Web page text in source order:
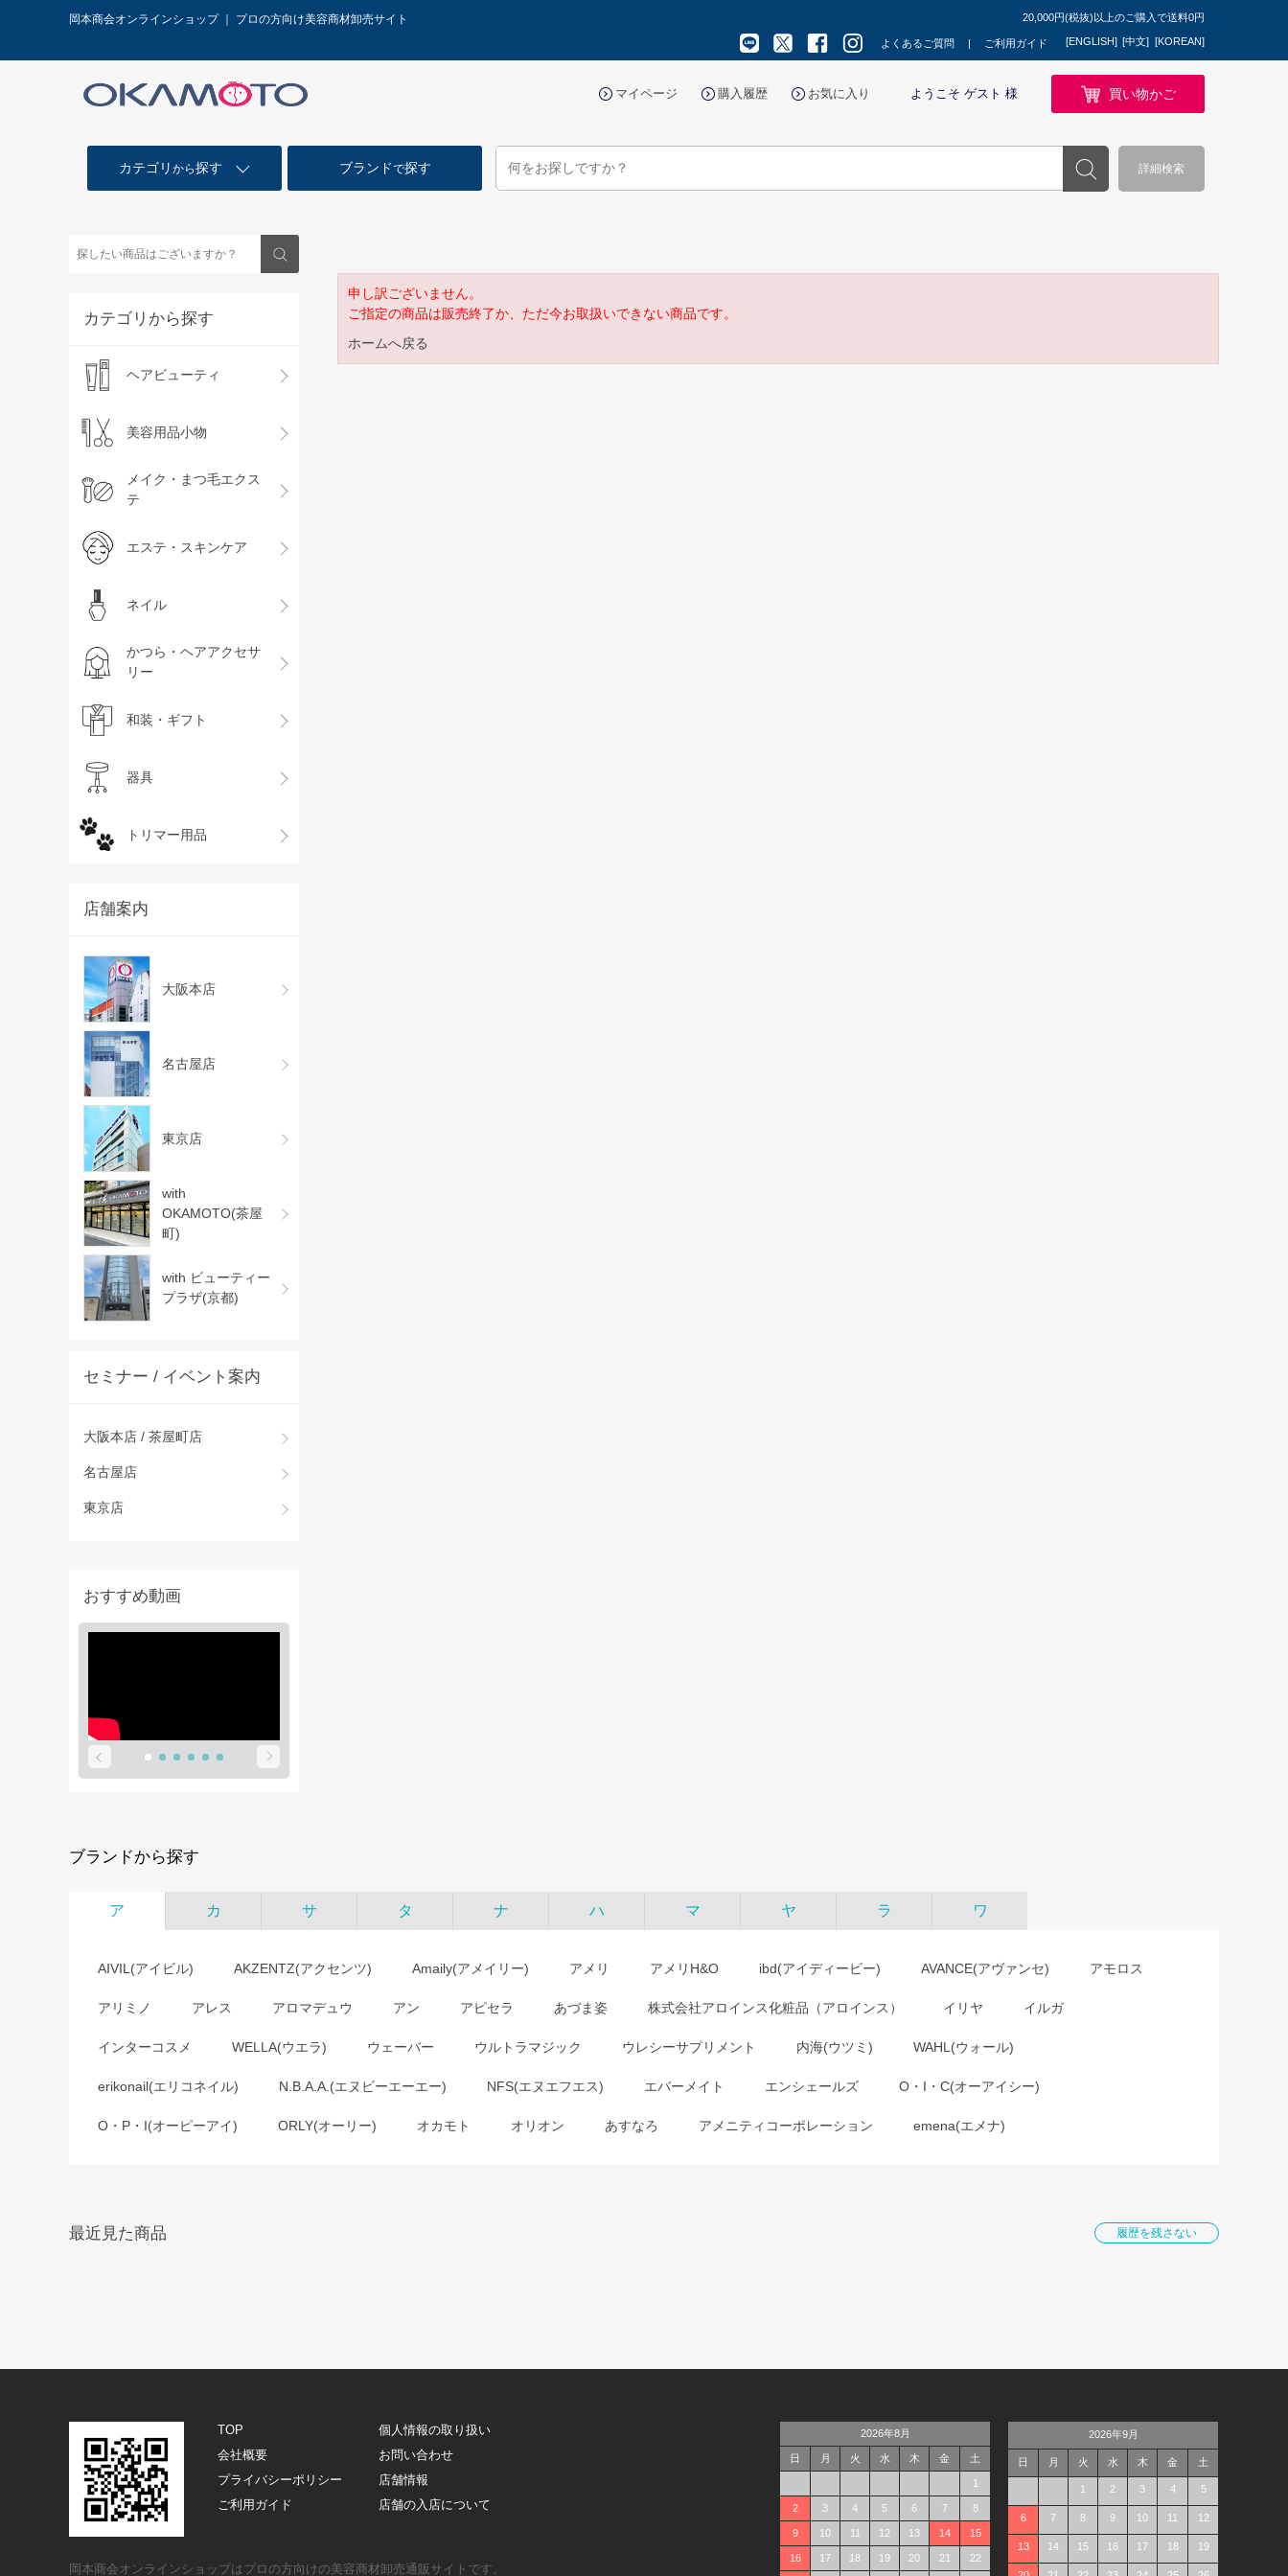
岡本商会オンラインショップ ｜ プロの方向け美容商材卸売サイト 20,000円(税抜)以上のご購入で送料0円
よくあるご質問 ご利用ガイド [ENGLISH] [中文] [KOREAN]
マイページ 購入履歴 お気に入り ようこそ ゲスト 様 買い物かご
カテゴリ から探す ブランドで探す 詳細検索
カテゴリから探す
ヘアビューティ
美容用品小物
メイク・まつ毛エクス
テ
エステ・スキンケア
ネイル
かつら・ヘアアクセサ
リー
和装・ギフト
器具
トリマー用品
店舗案内
大阪本店
名古屋店
東京店
with
OKAMOTO(茶屋
町)
with ビューティー
プラザ(京都)
セミナー / イベント案内
大阪本店 / 茶屋町店
名古屋店
東京店
おすすめ動画
申し訳ございません。
ご指定の商品は販売終了か、ただ今お取扱いできない商品です。
ホームへ戻る
ブランドから探す
ア カ サ タ ナ ハ マ ヤ ラ ワ
AIVIL(アイビル) AKZENTZ(アクセンツ) Amaily(アメイリー) アメリ アメリH&O ibd(アイディービー) AVANCE(アヴァンセ) アモロス
アリミノ アレス アロマデュウ アン アピセラ あづま姿 株式会社アロインス化粧品（アロインス） イリヤ イルガ
インターコスメ WELLA(ウエラ) ウェーバー ウルトラマジック ウレシーサプリメント 内海(ウツミ) WAHL(ウォール)
erikonail(エリコネイル) N.B.A.A.(エヌビーエーエー) NFS(エヌエフエス) エバーメイト エンシェールズ O・I・C(オーアイシー)
O・P・I(オーピーアイ) ORLY(オーリー) オカモト オリオン あすなろ アメニティコーポレーション emena(エメナ)
最近見た商品 履歴を残さない
TOP
個人情報の取り扱い
会社概要
お問い合わせ
プライバシーポリシー
店舗情報
ご利用ガイド
店舗の入店について
岡本商会オンラインショップはプロの方向けの美容商材卸売通販サイトです。
2026年8月
日 月 火 水 木 金 土
1
2 3 4 5 6 7 8
9 10 11 12 13 14 15
16 17 18 19 20 21 22
2026年9月
日 月 火 水 木 金 土
1 2 3 4 5
6 7 8 9 10 11 12
13 14 15 16 17 18 19